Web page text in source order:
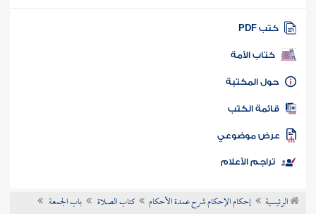
كتب PDF
كتاب الأمة
المكتبة
الكتب
موضوعي
تراجم الأعلام
الرئيسية إحكام الإحكام شرح عمدة الأحكام كتاب الصلاة
باب الجمعة